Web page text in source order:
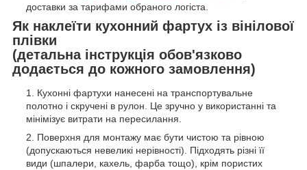
доставки за тарифами обраного логіста.
Як наклеїти кухонний фартух із вінілової
плівки
(детальна інструкція обов'язково
додається до кожного замовлення)
Кухонні фартухи нанесені на транспортувальне
полотно і скручені в рулон. Це зручно у використанні та
мінімізує витрати на пересилання.
Поверхня для монтажу має бути чистою та рівною
(допускаються невеликі нерівності). Підходять різні її
види (шпалери, кахель, фарба тощо), крім пористих